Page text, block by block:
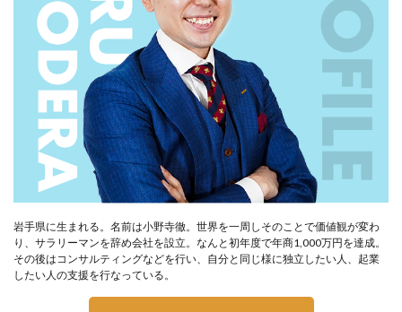
岩手県に生まれる。名前は小野寺徹。世界を一周しそのことで価値観が変わ
り、サラリーマンを辞め会社を設立。なんと初年度で年商1,000万円を達成。
その後はコンサルティングなどを行い、自分と同じ様に独立したい人、起業
したい人の支援を行なっている。